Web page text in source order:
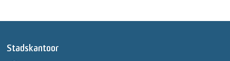
Stadskantoor